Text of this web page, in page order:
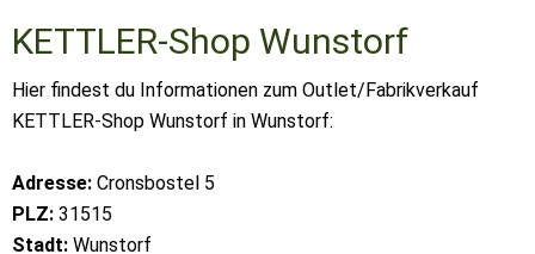
KETTLER-Shop Wunstorf
Hier findest du Informationen zum Outlet/Fabrikverkauf
KETTLER-Shop Wunstorf in Wunstorf:
Adresse: Cronsbostel 5
PLZ: 31515
Stadt: Wunstorf